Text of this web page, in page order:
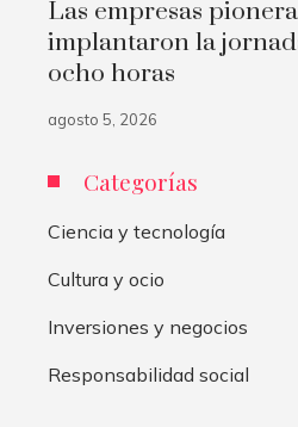
Las empresas
implantaron la
ocho horas
agosto 5, 2026
Categorías
Ciencia y tecnología
Cultura y ocio
Inversiones y negocios
Responsabilidad social